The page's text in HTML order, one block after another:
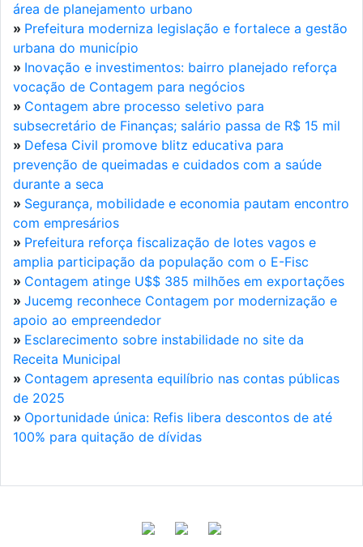
área de planejamento urbano
» Prefeitura moderniza legislação e fortalece a gestão
urbana do município
» Inovação e investimentos: bairro planejado reforça
vocação de Contagem para negócios
» Contagem abre processo seletivo para
subsecretário de Finanças; salário passa de R$ 15 mil
» Defesa Civil promove blitz educativa para
prevenção de queimadas e cuidados com a saúde
durante a seca
» Segurança, mobilidade e economia pautam encontro
com empresários
» Prefeitura reforça fiscalização de lotes vagos e
amplia participação da população com o E-Fisc
» Contagem atinge U$$ 385 milhões em exportações
» Jucemg reconhece Contagem por modernização e
apoio ao empreendedor
» Esclarecimento sobre instabilidade no site da
Receita Municipal
» Contagem apresenta equilíbrio nas contas públicas
de 2025
» Oportunidade única: Refis libera descontos de até
100% para quitação de dívidas